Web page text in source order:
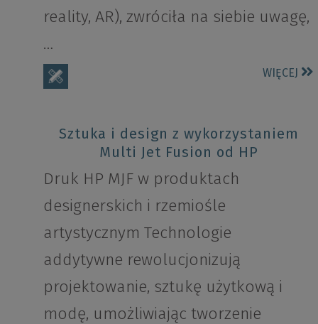
reality, AR), zwróciła na siebie uwagę,
…
WIĘCEJ
Sztuka i design z wykorzystaniem
Multi Jet Fusion od HP
Druk HP MJF w produktach
designerskich i rzemiośle
artystycznym Technologie
addytywne rewolucjonizują
projektowanie, sztukę użytkową i
modę, umożliwiając tworzenie